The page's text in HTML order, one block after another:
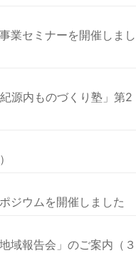
業セミナーを開催しまし
源内ものづくり塾」第2
ジウムを開催しました
域報告会」のご案内（３